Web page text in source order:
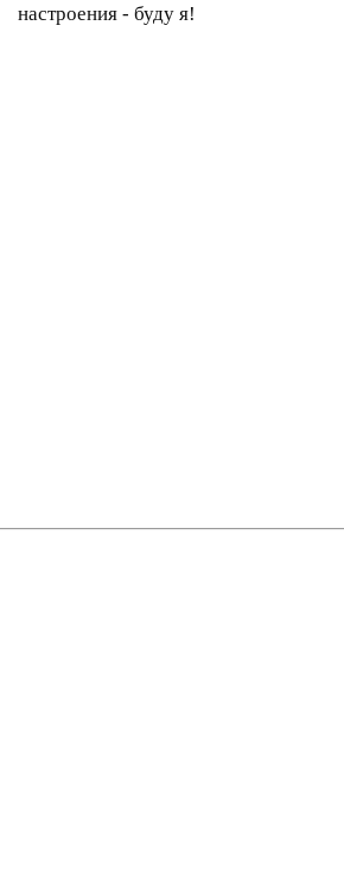
настроения - буду я!